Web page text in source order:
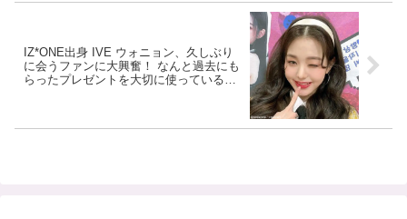
IZ*ONE出身 IVE ウォニョン、久しぶり
に会うファンに大興奮！ なんと過去にも
らったプレゼントを大切に使っているこ